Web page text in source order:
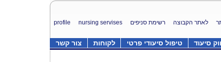
לאתר הקבוצה רשימת סניפים nursing servises
profile
סיעוד טיפול סיעודי פרטי לקוחות צור קשר